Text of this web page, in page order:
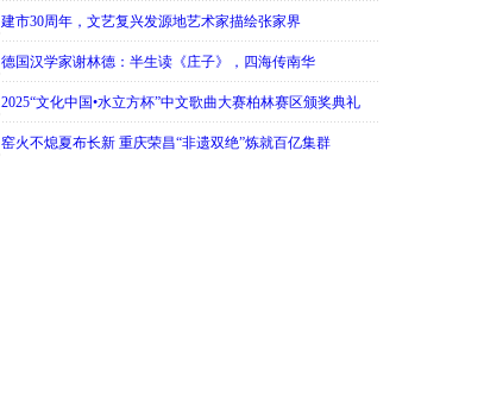
建市30周年，文艺复兴发源地艺术家描绘张家界
德国汉学家谢林德：半生读《庄子》，四海传南华
2025“文化中国•水立方杯”中文歌曲大赛柏林赛区颁奖典礼
窑火不熄夏布长新 重庆荣昌“非遗双绝”炼就百亿集群